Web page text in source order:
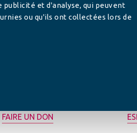
et d'analyse, qui peuvent
ou qu'ils ont collectées lors de
FAIRE UN DON